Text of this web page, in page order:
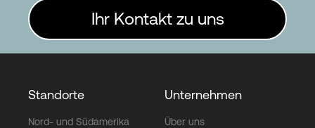
Ihr Kontakt zu uns
Standorte
Nord- und Südamerika
Unternehmen
Über uns